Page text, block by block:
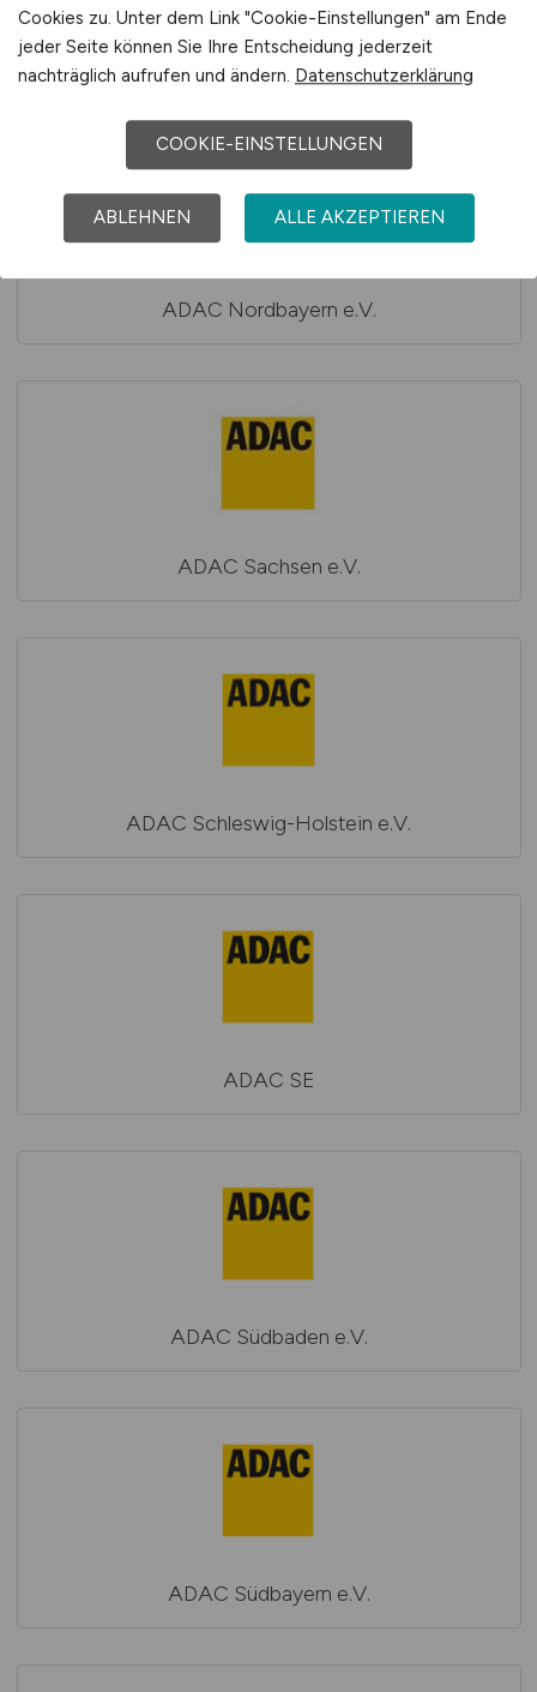
ADAC Nordbaden e.V.
ADAC Nordbayern e.V.
ADAC Sachsen e.V.
ADAC Schleswig-Holstein e.V.
ADAC SE
ADAC Südbaden e.V.
ADAC Südbayern e.V.
Cookies zu. Unter dem Link "Cookie-Einstellungen" am Ende
jeder Seite können Sie Ihre Entscheidung jederzeit
nachträglich aufrufen und ändern. Datenschutzerklärung
COOKIE-EINSTELLUNGEN
ABLEHNEN ALLE AKZEPTIEREN